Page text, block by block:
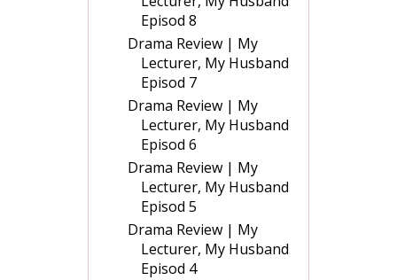
Episod 8
Drama Review | My
Lecturer, My Husband
Episod 7
Drama Review | My
Lecturer, My Husband
Episod 6
Drama Review | My
Lecturer, My Husband
Episod 5
Drama Review | My
Lecturer, My Husband
Episod 4